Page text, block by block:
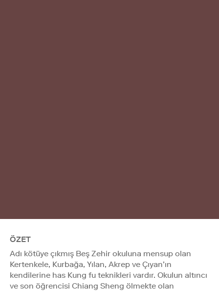
ÖZET
Adı kötüye çıkmış Beş Zehir okuluna mensup olan
Kertenkele, Kurbağa, Yılan, Akrep ve Çıyan’ın
kendilerine has Kung fu teknikleri vardır. Okulun altıncı
ve son öğrencisi Chiang Sheng ölmekte olan